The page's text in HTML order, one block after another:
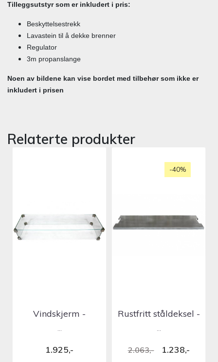
Tilleggsutstyr som er inkludert i pris:
Beskyttelsestrekk
Lavastein til å dekke brenner
Regulator
3m propanslange
Noen av bildene kan vise bordet med tilbehør som ikke er
inkludert i prisen
Relaterte produkter
Vindskjerm -
...
1.925,-
-40%
Rustfritt ståldeksel -
...
2.063,- 1.238,-